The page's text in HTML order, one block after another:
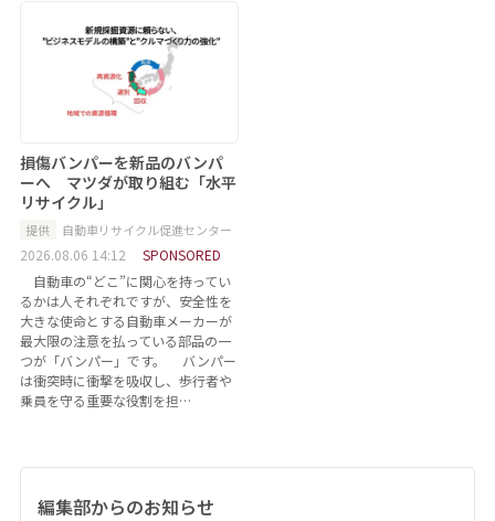
損傷バンパーを新品のバンパ
ーへ マツダが取り組む「水平
リサイクル」
提供 自動車リサイクル促進センター
2026.08.06 14:12
SPONSORED
自動車の“どこ”に関心を持ってい
るかは人それぞれですが、安全性を
大きな使命とする自動車メーカーが
最大限の注意を払っている部品の一
つが「バンパー」です。 バンパー
は衝突時に衝撃を吸収し、歩行者や
乗員を守る重要な役割を担…
編集部からのお知らせ